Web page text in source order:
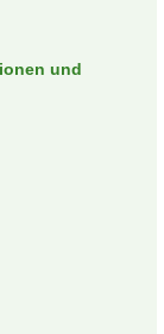
- Sparfred"
und